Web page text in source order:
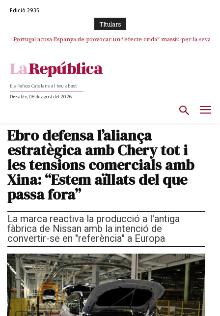
Edició 2935
TItulars
Portugal acusa Espanya de provocar un “efecte crida” massiu per la seva
Els Països Catalans al teu abast
Dissabte, 08 de agost del 2026
Ebro defensa l’aliança
estratègica amb Chery tot i
les tensions comercials amb
Xina: “Estem aïllats del que
passa fora”
La marca reactiva la producció a l'antiga
fàbrica de Nissan amb la intenció de
convertir-se en "referència" a Europa